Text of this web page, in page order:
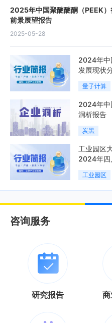
2025年中国聚醚醚酮（PEEK）
前景展望报告
2025-05-28
2024年中
发展现状
报告
量子计算
2024年中
洞析报告
炭黑
工业园区
2024年四
业园区全
工业园区
咨询服务
研究报告